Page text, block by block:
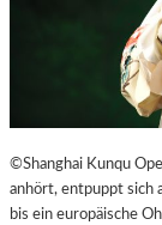
©Shanghai Kunqu
anhört, entpuppt sich
bis ein europäische